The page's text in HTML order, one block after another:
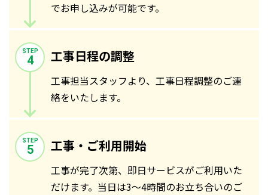
でお申し込みが可能です。
STEP
4 工事日程の調整
工事担当スタッフより、工事日程調整のご連
絡をいたします。
STEP
5 工事・ご利用開始
工事が完了次第、即日サービスがご利用いた
だけます。当日は3～4時間のお立ち合いのご